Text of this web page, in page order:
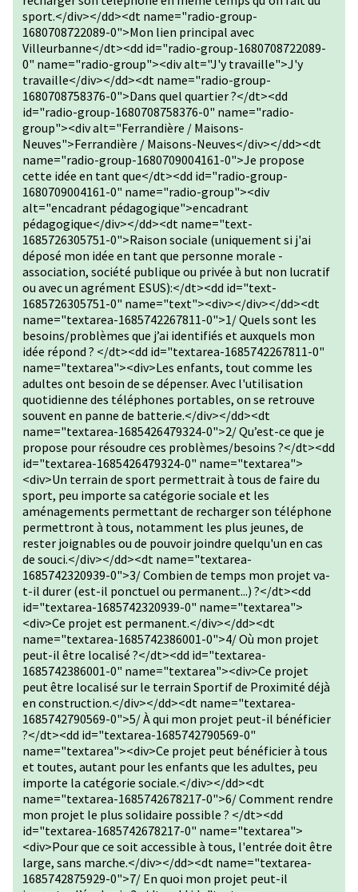
sport.</div></dd><dt name="radio-group-
1680708722089-0">Mon lien principal avec
Villeurbanne</dt><dd id="radio-group-1680708722089-
0" name="radio-group"><div alt="J'y travaille">J'y
travaille</div></dd><dt name="radio-group-
1680708758376-0">Dans quel quartier ?</dt><dd
id="radio-group-1680708758376-0" name="radio-
group"><div alt="Ferrandière / Maisons-
Neuves">Ferrandière / Maisons-Neuves</div></dd><dt
name="radio-group-1680709004161-0">Je propose
cette idée en tant que</dt><dd id="radio-group-
1680709004161-0" name="radio-group"><div
alt="encadrant pédagogique">encadrant
pédagogique</div></dd><dt name="text-
1685726305751-0">Raison sociale (uniquement si j'ai
déposé mon idée en tant que personne morale -
association, société publique ou privée à but non lucratif
ou avec un agrément ESUS):</dt><dd id="text-
1685726305751-0" name="text"><div></div></dd><dt
name="textarea-1685742267811-0">1/ Quels sont les
besoins/problèmes que j’ai identifiés et auxquels mon
idée répond ? </dt><dd id="textarea-1685742267811-0"
name="textarea"><div>Les enfants, tout comme les
adultes ont besoin de se dépenser. Avec l'utilisation
quotidienne des téléphones portables, on se retrouve
souvent en panne de batterie.</div></dd><dt
name="textarea-1685426479324-0">2/ Qu’est-ce que je
propose pour résoudre ces problèmes/besoins ?</dt><dd
id="textarea-1685426479324-0" name="textarea">
<div>Un terrain de sport permettrait à tous de faire du
sport, peu importe sa catégorie sociale et les
aménagements permettant de recharger son téléphone
permettront à tous, notamment les plus jeunes, de
rester joignables ou de pouvoir joindre quelqu'un en cas
de souci.</div></dd><dt name="textarea-
1685742320939-0">3/ Combien de temps mon projet va-
t-il durer (est-il ponctuel ou permanent...) ?</dt><dd
id="textarea-1685742320939-0" name="textarea">
<div>Ce projet est permanent.</div></dd><dt
name="textarea-1685742386001-0">4/ Où mon projet
peut-il être localisé ?</dt><dd id="textarea-
1685742386001-0" name="textarea"><div>Ce projet
peut être localisé sur le terrain Sportif de Proximité déjà
en construction.</div></dd><dt name="textarea-
1685742790569-0">5/ À qui mon projet peut-il bénéficier
?</dt><dd id="textarea-1685742790569-0"
name="textarea"><div>Ce projet peut bénéficier à tous
et toutes, autant pour les enfants que les adultes, peu
importe la catégorie sociale.</div></dd><dt
name="textarea-1685742678217-0">6/ Comment rendre
mon projet le plus solidaire possible ? </dt><dd
id="textarea-1685742678217-0" name="textarea">
<div>Pour que ce soit accessible à tous, l'entrée doit être
large, sans marche.</div></dd><dt name="textarea-
1685742875929-0">7/ En quoi mon projet peut-il